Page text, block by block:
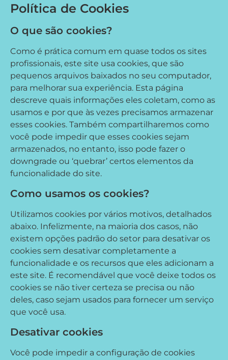
Política de Cookies
O que são cookies?
Como é prática comum em quase todos os sites
profissionais, este site usa cookies, que são
pequenos arquivos baixados no seu computador,
para melhorar sua experiência. Esta página
descreve quais informações eles coletam, como as
usamos e por que às vezes precisamos armazenar
esses cookies. Também compartilharemos como
você pode impedir que esses cookies sejam
armazenados, no entanto, isso pode fazer o
downgrade ou ‘quebrar’ certos elementos da
funcionalidade do site.
Como usamos os cookies?
Utilizamos cookies por vários motivos, detalhados
abaixo. Infelizmente, na maioria dos casos, não
existem opções padrão do setor para desativar os
cookies sem desativar completamente a
funcionalidade e os recursos que eles adicionam a
este site. É recomendável que você deixe todos os
cookies se não tiver certeza se precisa ou não
deles, caso sejam usados ​​para fornecer um serviço
que você usa.
Desativar cookies
Você pode impedir a configuração de cookies